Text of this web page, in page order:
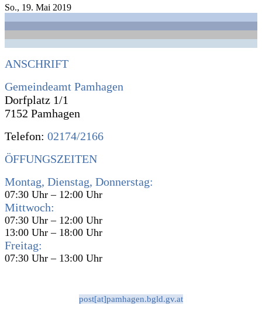
So., 19. Mai 2019
ANSCHRIFT
Gemeindeamt Pamhagen
Dorfplatz 1/1
7152 Pamhagen
Telefon: 02174/2166
ÖFFUNGSZEITEN
Montag, Dienstag, Donnerstag:
07:30 Uhr – 12:00 Uhr
Mittwoch:
07:30 Uhr – 12:00 Uhr
13:00 Uhr – 18:00 Uhr
Freitag:
07:30 Uhr – 13:00 Uhr
post[at]pamhagen.bgld.gv.at